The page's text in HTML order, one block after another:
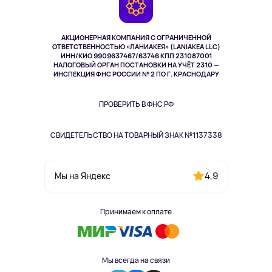
АКЦИОНЕРНАЯ КОМПАНИЯ С ОГРАНИЧЕННОЙ
ОТВЕТСТВЕННОСТЬЮ «ЛАНИАКЕЯ» (LANIAKEA LLC)
ИНН/КИО 9909637467/63746 КПП 231087001
НАЛОГОВЫЙ ОРГАН ПОСТАНОВКИ НА УЧЁТ 2310 —
ИНСПЕКЦИЯ ФНС РОССИИ № 2 ПО Г. КРАСНОДАРУ
ПРОВЕРИТЬ В ФНС РФ
СВИДЕТЕЛЬСТВО НА ТОВАРНЫЙ ЗНАК №1137338
Мы на Яндекс 4,9
Принимаем к оплате
Мы всегда на связи
Одежда и аксессуары